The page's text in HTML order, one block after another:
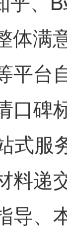
体满
平台
口碑
式服
料递
导、